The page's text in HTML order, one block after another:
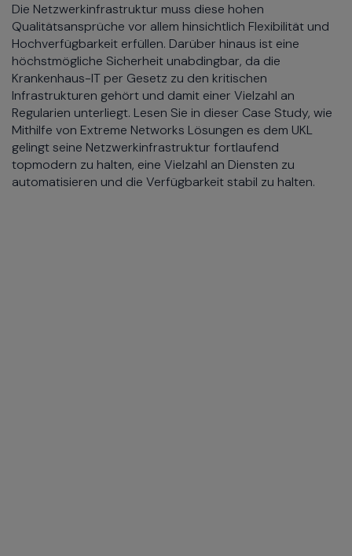
Die Netzwerkinfrastruktur muss diese hohen
Qualitätsansprüche vor allem hinsichtlich Flexibilität und
Hochverfügbarkeit erfüllen. Darüber hinaus ist eine
höchstmögliche Sicherheit unabdingbar, da die
Krankenhaus-IT per Gesetz zu den kritischen
Infrastrukturen gehört und damit einer Vielzahl an
Regularien unterliegt. Lesen Sie in dieser Case Study, wie
Mithilfe von Extreme Networks Lösungen es dem UKL
gelingt seine Netzwerkinfrastruktur fortlaufend
topmodern zu halten, eine Vielzahl an Diensten zu
automatisieren und die Verfügbarkeit stabil zu halten.